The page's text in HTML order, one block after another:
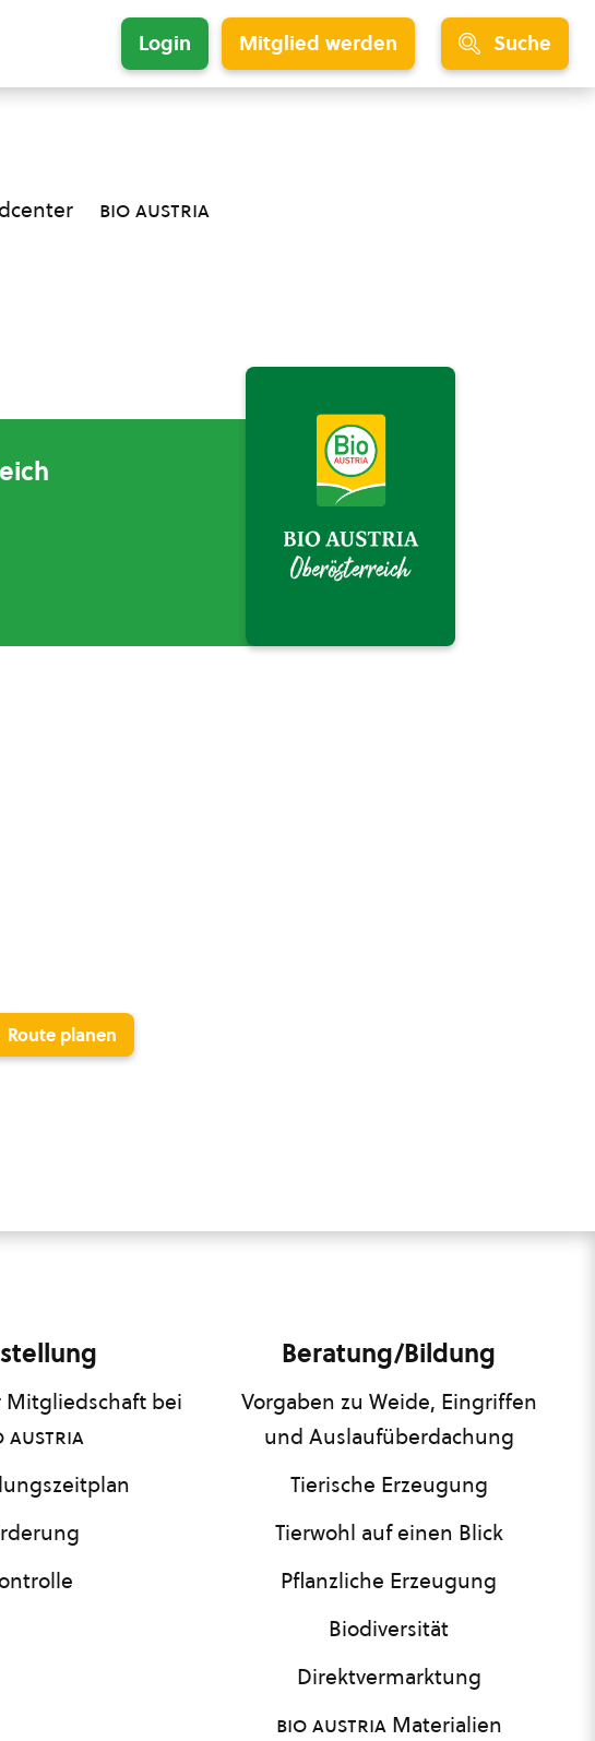
Login Mitglied werden Suche
bio austria
Route planen
Mitgliedschaft bei
austria
Beratung/Bildung
Vorgaben zu Weide, Eingriffen
und Auslaufüberdachung
Tierische Erzeugung
Tierwohl auf einen Blick
Pflanzliche Erzeugung
Biodiversität
Direktvermarktung
bio austriaMaterialien